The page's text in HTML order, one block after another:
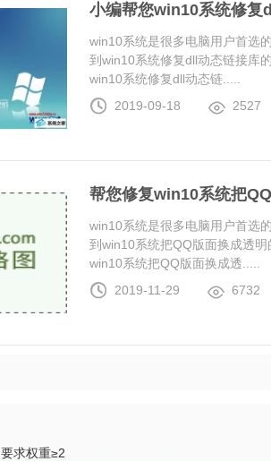
小编帮您win10系统修复
win10系统是很多电脑用户首选
到win10系统修复dll动态链接库
win10系统修复dll动态链.....
2019-09-18
2527
帮您修复win10系统把
win10系统是很多电脑用户首选
到win10系统把QQ版面换成透
win10系统把QQ版面换成透.....
2019-11-29
6732
要求权重≥2